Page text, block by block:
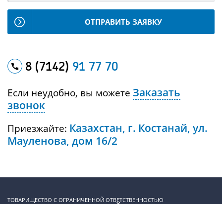
ОТПРАВИТЬ ЗАЯВКУ
8 (7142) 91 77 70
Если неудобно, вы можете Заказать
звонок
Приезжайте: Казахстан, г. Костанай, ул.
Мауленова, дом 16/2
ТОВАРИЩЕСТВО С ОГРАНИЧЕННОЙ ОТВЕТСТВЕННОСТЬЮ